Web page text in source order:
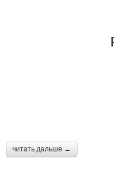
читать дальше →